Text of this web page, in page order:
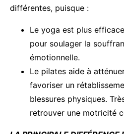
différentes, puisque :
Le yoga est plus
pour soulager la
émotionnelle.
Le pilates aide à
favoriser un
blessures physiques.
retrouver une motricité